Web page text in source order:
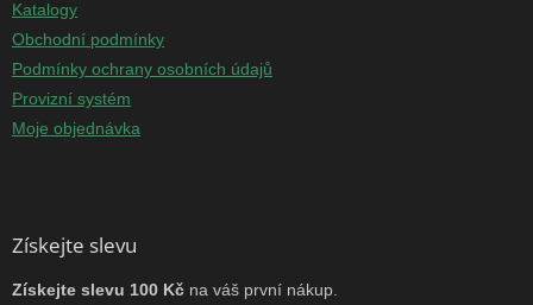
Katalogy
Obchodní podmínky
Podmínky ochrany osobních údajů
Provizní systém
Moje objednávka
Získejte slevu
Získejte slevu 100 Kč na váš první nákup.